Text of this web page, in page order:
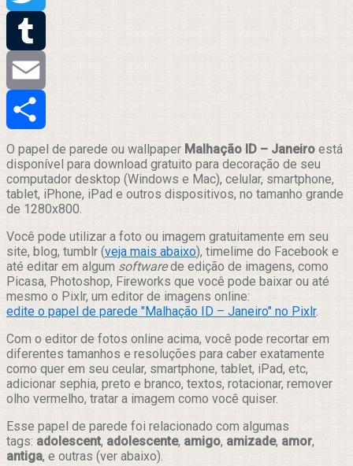
Twitter
Tumblr
Email
Compartilhar
O papel de parede ou wallpaper Malhação ID – Janeiro está
disponível para download gratuito para decoração de seu
computador desktop (Windows e Mac), celular, smartphone,
tablet, iPhone, iPad e outros dispositivos, no tamanho grande
de 1280x800.
Você pode utilizar a foto ou imagem gratuitamente em seu
site, blog, tumblr (veja mais abaixo), timelime do Facebook e
até editar em algum softwarede edição de imagens, como
Picasa, Photoshop, Fireworks que você pode baixar ou até
mesmo o Pixlr, um editor de imagens online:
edite o papel de parede "Malhação ID – Janeiro" no Pixlr.
Com o editor de fotos online acima, você pode recortar em
diferentes tamanhos e resoluções para caber exatamente
como quer em seu ceular, smartphone, tablet, iPad, etc,
adicionar sephia, preto e branco, textos, rotacionar, remover
olho vermelho, tratar a imagem como você quiser.
Esse papel de parede foi relacionado com algumas
tags: adolescent, adolescente, amigo, amizade, amor,
antiga, e outras (ver abaixo).